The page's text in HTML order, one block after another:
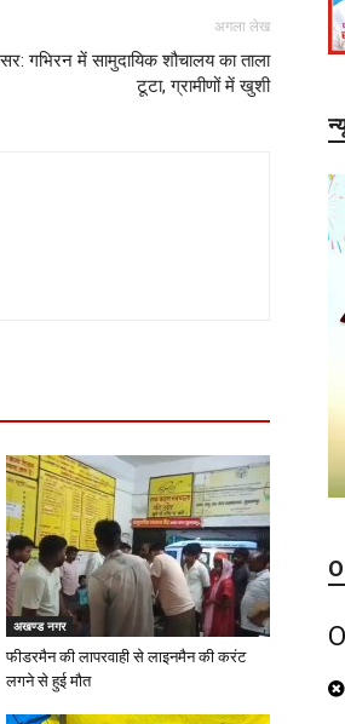
अगला लेख
गभिरन में सामुदायिक शौचालय का ताला
टूटा, ग्रामीणों में खुशी
अखण्ड नगर
फीडरमैन की लापरवाही से लाइनमैन की करंट
लगने से हुई मौत